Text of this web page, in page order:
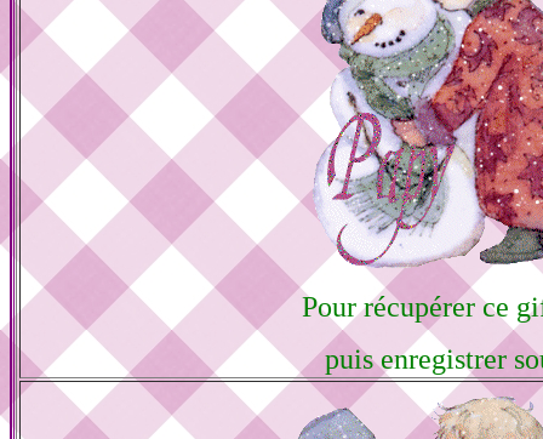
Pour récupérer ce
puis enregistrer